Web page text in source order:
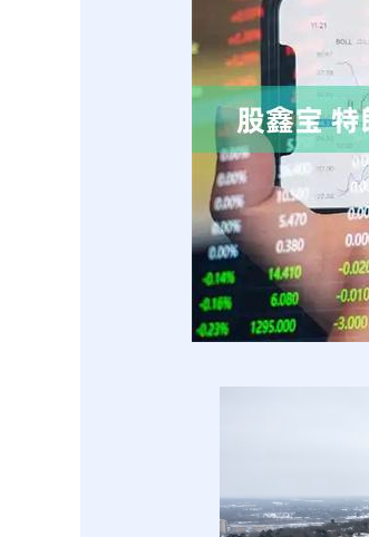
上证指数 3940.04